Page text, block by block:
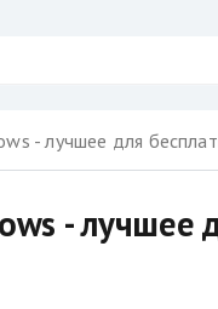
- лучшее для
- лучшее